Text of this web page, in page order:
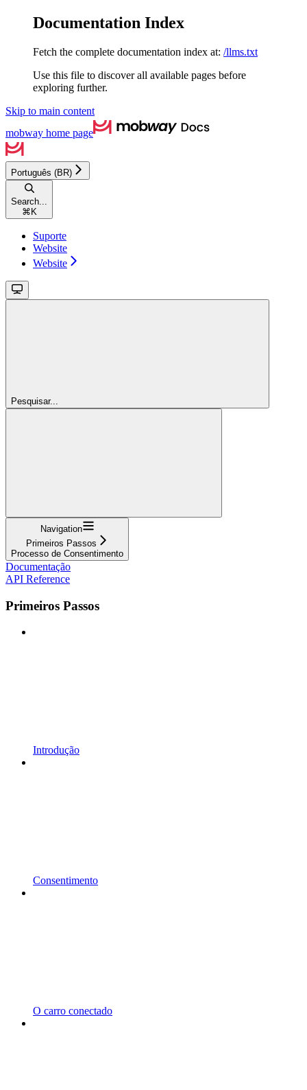
Documentation Index
Fetch the complete documentation index at: /llms.txt
Use this file to discover all available pages before
exploring further.
Skip to main content
mobway home page
Português (BR)
Search...
⌘ K
Suporte
Website
Website
Pesquisar...
Navigation
Primeiros Passos
Processo de Consentimento
Documentação
API Reference
Primeiros Passos
Introdução
Consentimento
O carro conectado